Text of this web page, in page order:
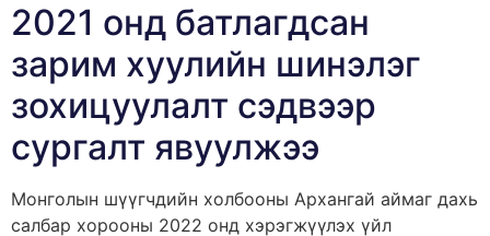
2021 онд батлагдсан
зарим хуулийн шинэлэг
зохицуулалт сэдвээр
сургалт явуулжээ
Монголын шүүгчдийн холбооны Архангай аймаг дахь
салбар хорооны 2022 онд хэрэгжүүлэх үйл